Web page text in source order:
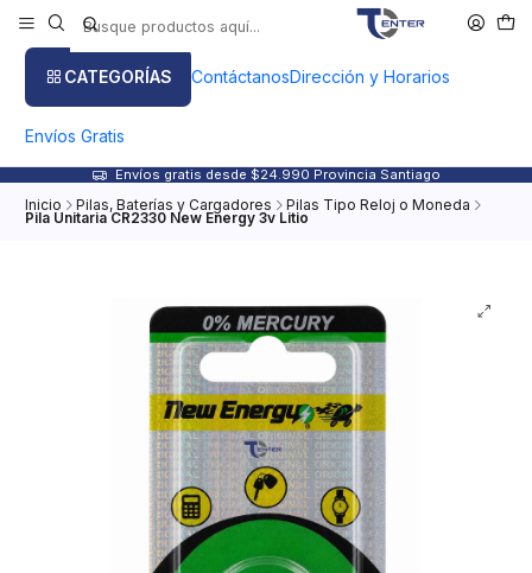
CATEGORÍAS ContáctanosDirección y Horarios
Envíos Gratis
Envíos gratis desde $24.990 Provincia Santiago
Inicio Pilas, Baterías y Cargadores Pilas Tipo Reloj o Moneda
Pila Unitaria CR2330 New Energy 3v Litio